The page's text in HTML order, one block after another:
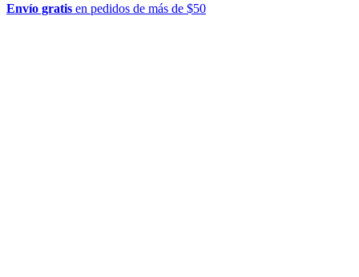
Envío gratis en pedidos de más de $50